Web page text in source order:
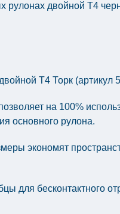
рулонах двойной Т4
Т4 Торк (артикул
на 100%
основного рулона.
экономят
для бесконтактного